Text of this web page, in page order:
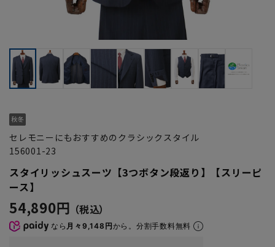
セレモニーにもおすすめのクラシックスタイル
156001-23
スタイリッシュスーツ【3つボタン段返り】【スリーピ
ース】
54,890円
なら 月々9,148円から。分割手数料無料